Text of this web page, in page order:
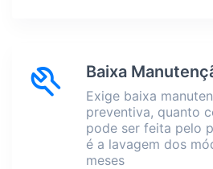
Baixa
Exige baixa
preventiva, quanto
pode ser feita pelo
é a lavagem dos
meses